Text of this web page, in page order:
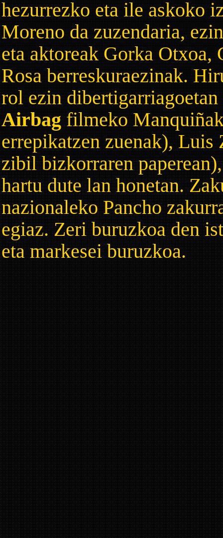
hezurrezko eta ile askoko
Moreno da zuzendaria,
eta aktoreak Gorka Otxoa,
Rosa berreskuraezinak.
rol ezin
Airbag filmeko
errepikatzen zuenak), Luis
zibil bizkorraren
hartu dute lan honetan.
nazionaleko Pancho
egiaz. Zeri buruzkoa den
eta markesei buruzkoa.